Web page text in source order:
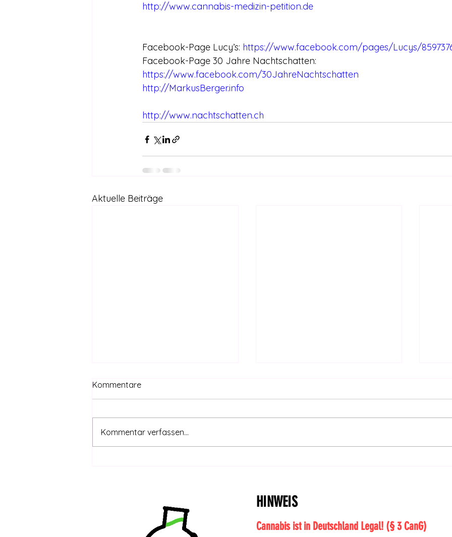
http://www.cannabis-medizin-petition.de
Facebook-Page Lucy’s: https://www.facebook.com/pages/Lucys/
Facebook-Page 30 Jahre Nachtschatten:
https://www.facebook.com/30JahreNachtschatten
http://MarkusBerger.info
http://www.nachtschatten.ch
Aktuelle Beiträge
Kommentare
Kommentar verfassen...
HINWEIS
Cannabis ist in Deutschland Legal! (§ 3 CanG)